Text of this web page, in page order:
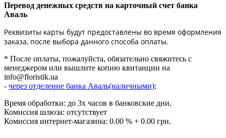
Перевод денежных средств на карточный счет банка
Аваль
Реквизиты карты будут предоставлены во время оформления
заказа, после выбора данного способа оплаты.
* После оплаты, пожалуйста, обязательно свяжитесь с
менеджером или вышлите копию квитанции на
info@floristik.ua
- через отделение банка Аваль(наличными);
Время обработки: до 3х часов в банковские дни.
Комиссия шлюза: отсутствует
Комиссия интернет-магазина: 0.00 % + 0.00 грн.